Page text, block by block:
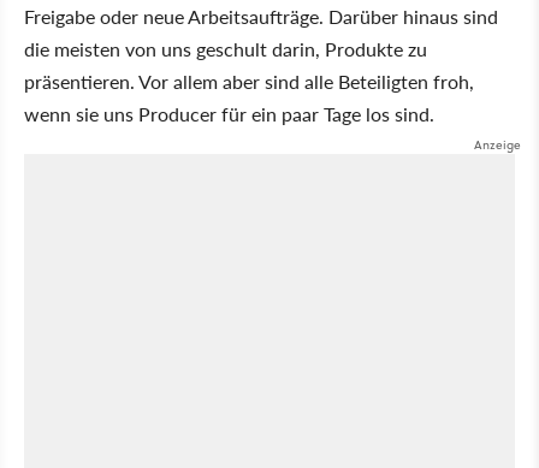
Freigabe oder neue Arbeitsaufträge. Darüber hinaus sind
die meisten von uns geschult darin, Produkte zu
präsentieren. Vor allem aber sind alle Beteiligten froh,
wenn sie uns Producer für ein paar Tage los sind.